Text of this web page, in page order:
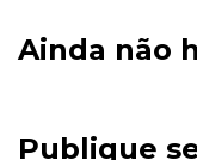
Ainda não
Publique